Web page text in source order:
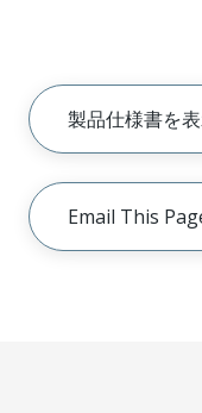
製品仕様書を
Email This